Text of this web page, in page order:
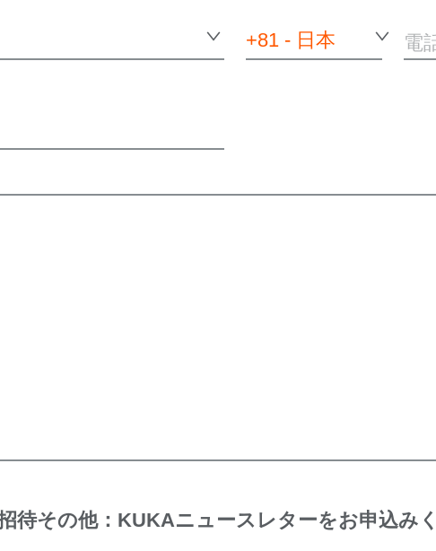
+81 - 日本 電
待その他：KUKAニュースレターをお申込み